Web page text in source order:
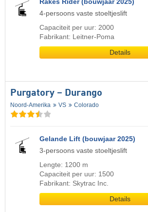
Rakes Rider (bouwjaar 2025)
4-persoons vaste stoeltjeslift
Capaciteit per uur: 2000
Fabrikant: Leitner-Poma
Details
Purgatory – Durango
Noord-Amerika VS Colorado
Gelande Lift (bouwjaar 2025)
3-persoons vaste stoeltjeslift
Lengte: 1200 m
Capaciteit per uur: 1500
Fabrikant: Skytrac Inc.
Details